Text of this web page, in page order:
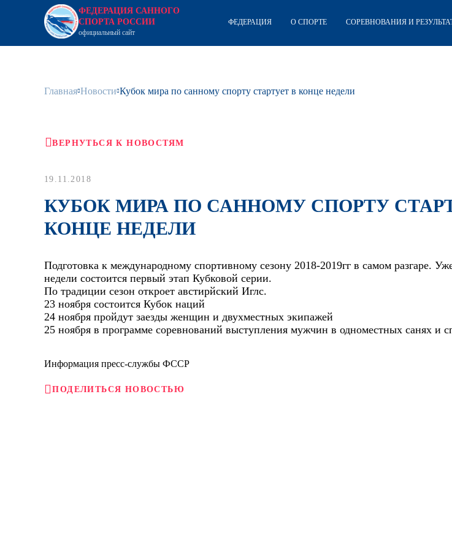
ФЕДЕРАЦИЯ САННОГО
СПОРТА РОССИИ
официальный сайт
ФЕДЕРАЦИЯ О СПОРТЕ СОРЕВНОВАНИЯ И
Главная Новости Кубок мира по санному спорту стартует в конце недели
ВЕРНУТЬСЯ К НОВОСТЯМ
19.11.2018
КУБОК МИРА ПО САННОМУ СПОРТУ
КОНЦЕ НЕДЕЛИ
Подготовка к международному спортивному сезону 2018-2019гг в самом разгаре.
недели состоится первый этап Кубковой серии.
По традиции сезон откроет австирйский Иглс.
23 ноября состоится Кубок наций
24 ноября пройдут заезды женщин и двухместных экипажей
25 ноября в программе соревнований выступления мужчин в одноместных санях и
Информация пресс-службы ФССР
ПОДЕЛИТЬСЯ НОВОСТЬЮ